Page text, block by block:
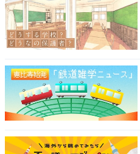
こちらもおすすめ
群馬県民が選ん
ランキング！ 2
【2025年最新】